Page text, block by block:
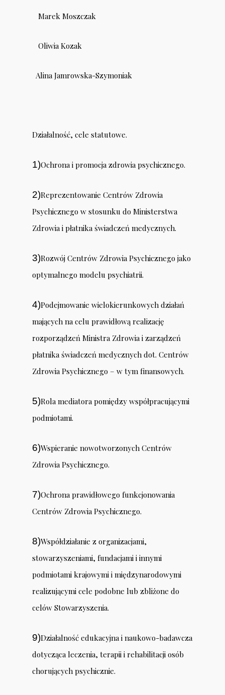
Marek Moszczak
Oliwia Kozak
Alina Jamrowska-Szymoniak
Działalność, cele statutowe.
1)Ochrona i promocja zdrowia psychicznego.
2)Reprezentowanie Centrów Zdrowia
Psychicznego w stosunku do Ministerstwa
Zdrowia i płatnika świadczeń medycznych.
3)Rozwój Centrów Zdrowia Psychicznego jako
optymalnego modelu psychiatrii.
4)Podejmowanie wielokierunkowych działań
mających na celu prawidłową realizację
rozporządzeń Ministra Zdrowia i zarządzeń
płatnika świadczeń medycznych dot. Centrów
Zdrowia Psychicznego – w tym finansowych.
5)Rola mediatora pomiędzy współpracującymi
podmiotami.
6)Wspieranie nowotworzonych Centrów
Zdrowia Psychicznego.
7)Ochrona prawidłowego funkcjonowania
Centrów Zdrowia Psychicznego.
8)Współdziałanie z organizacjami,
stowarzyszeniami, fundacjami i innymi
podmiotami krajowymi i międzynarodowymi
realizującymi cele podobne lub zbliżone do
celów Stowarzyszenia.
9)Działalność edukacyjna i naukowo-badawcza
dotycząca leczenia, terapii i rehabilitacji osób
chorujących psychicznie.